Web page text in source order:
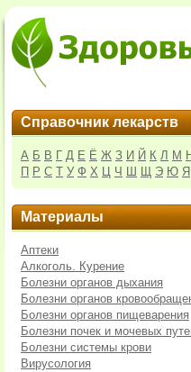
Справочник лекарств
А Б В Г Д Е Ё Ж З И Й К Л М Н
П Р С Т У Ф Х Ц Ч Ш Щ Э Ю Я
Материалы
Аптеки
Алкоголь. Курение
Болезни органов дыхания
Болезни органов
Болезни органов пищеварения
Болезни почек и мочевых
Болезни системы крови
Вирусология